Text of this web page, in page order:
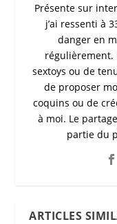
Présente sur
j’ai ressenti à
danger en
régulièrement.
sextoys ou de
de proposer
coquins ou de
à moi. Le
partie du
ARTICLES